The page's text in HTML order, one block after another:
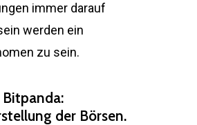
immer darauf
werden ein
zu sein.
Bitpanda:
der Börsen.